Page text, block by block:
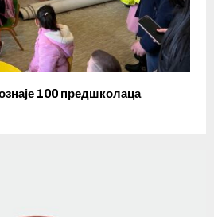
100 предшколаца